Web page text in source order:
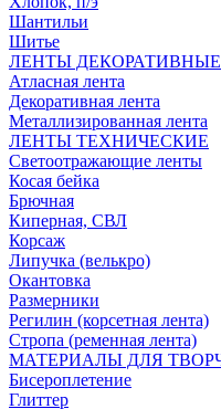
Шантильи
Шитье
ЛЕНТЫ ДЕКОРАТИВНЫЕ
Атласная лента
Декоративная лента
Металлизированная лента
ЛЕНТЫ ТЕХНИЧЕСКИЕ
Светоотражающие ленты
Косая бейка
Брючная
Киперная, СВЛ
Корсаж
Липучка (велькро)
Окантовка
Размерники
Регилин (корсетная лента)
Стропа (ременная лента)
МАТЕРИАЛЫ ДЛЯ
Бисероплетение
Глиттер